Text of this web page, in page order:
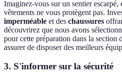
Imaginez-vous sur un sentier escarpé,
vêtements ne vous protègent pas.
imperméable et des chaussures
découvrirez que nous avons
pour cette préparation dans la section
assurer de disposer des meilleurs
3. S'informer sur la sécurité